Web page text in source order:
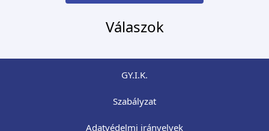
Válaszok
GY.I.K.
Szabályzat
Adatvédelmi irányelvek